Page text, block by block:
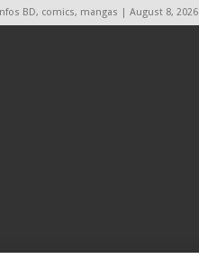
BD, comics, mangas | August 8, 2026